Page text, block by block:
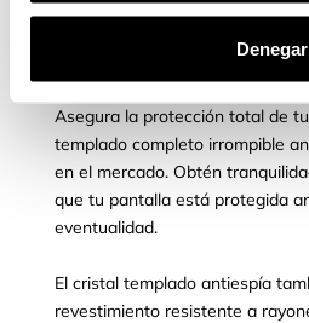
Denegar
¿Quieres proteger tu
Asegura la protección total de
templado completo irrompible
en el mercado. Obtén
que tu pantalla está protegida
eventualidad.
El cristal templado antiespía
revestimiento resistente a